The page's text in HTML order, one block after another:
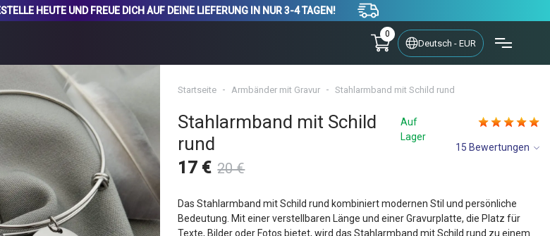
HEUTE UND FREUE DICH AUF DEINE LIEFERUNG IN NUR 3-4 TAGEN!
0
Deutsch - EUR
Startseite Armbänder mit Gravur Stahlarmband mit Schild rund
Stahlarmband mit Schild
rund
Auf
Lager
15 Bewertungen
17 € 20 €
Das Stahlarmband mit Schild rund kombiniert modernen Stil und persönliche
Bedeutung. Mit einer verstellbaren Länge und einer Gravurplatte, die Platz für
Texte, Bilder oder Fotos bietet, wird das Stahlarmband mit Schild rund zu einem